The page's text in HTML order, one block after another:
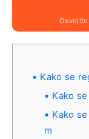
Osvojite
Kako se
Kako
Kako
m